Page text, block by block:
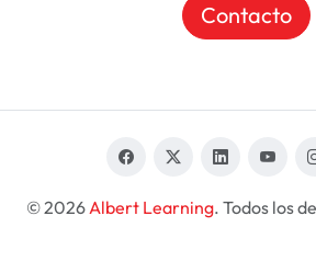
Contacto
© 2026Albert Learning. Todos los